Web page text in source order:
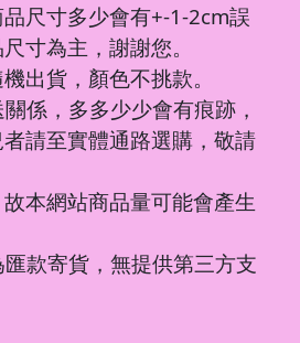
品尺寸多少會有+-1-2cm誤
寸為主，謝謝您。
出貨，顏色不挑款。
係，多多少少會有痕跡，
請至實體通路選購，敬請
故本網站商品量可能會產生
款寄貨，無提供第三方支